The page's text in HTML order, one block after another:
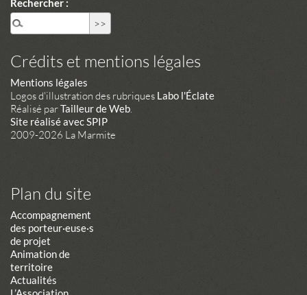
Rechercher :
Crédits et mentions légales
Mentions légales
Logos d'illustration des rubriques Labo l'Éclate
Réalisé parTailleur de Web
Site réalisé avec SPIP
2009-2026 La Marmite
Plan du site
Accompagnement
des porteur·euse·s
de projet
Animation de
territoire
Actualités